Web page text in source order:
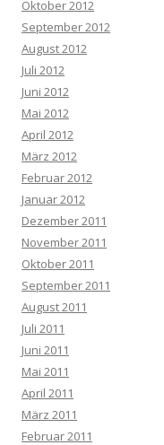
Oktober 2012
September 2012
August 2012
Juli 2012
Juni 2012
Mai 2012
April 2012
März 2012
Februar 2012
Januar 2012
Dezember 2011
November 2011
Oktober 2011
September 2011
August 2011
Juli 2011
Juni 2011
Mai 2011
April 2011
März 2011
Februar 2011